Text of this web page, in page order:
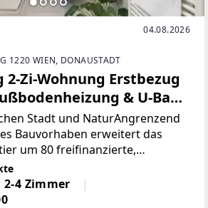
04.08.2026
1220 WIEN, DONAUSTADT
2-Zi-Wohnung Erstbezug
& U-Bahn
Stadt und NaturAngrenzend
Bauvorhaben erweitert das
um 80 freifinanzierte,
sowie 37
Die gut
drei Zimmer
2-4 Zimmer